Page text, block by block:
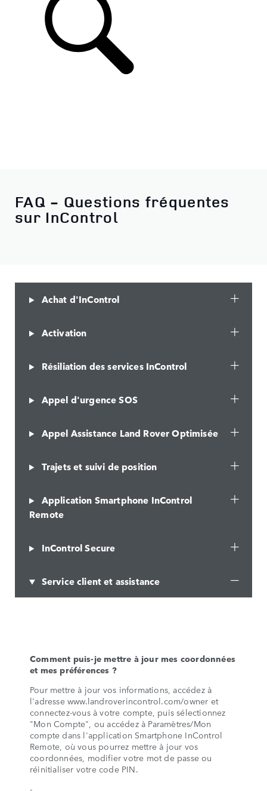
FAQ - Questions fréquentes
sur InControl
Achat d'InControl
Activation
Résiliation des services InControl
Appel d'urgence SOS
Appel Assistance Land Rover Optimisée
Trajets et suivi de position
Application Smartphone InControl
Remote
InControl Secure
Service client et assistance
Comment puis-je mettre à jour mes coordonnées
et mes préférences ?
Pour mettre à jour vos informations, accédez à
l'adresse www.landroverincontrol.com/owner et
connectez-vous à votre compte, puis sélectionnez
"Mon Compte", ou accédez à Paramètres/Mon
compte dans l'application Smartphone InControl
Remote, où vous pourrez mettre à jour vos
coordonnées, modifier votre mot de passe ou
réinitialiser votre code PIN.